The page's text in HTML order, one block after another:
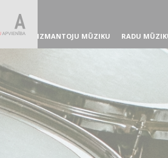
IZMANTOJU MŪZIKU RADU